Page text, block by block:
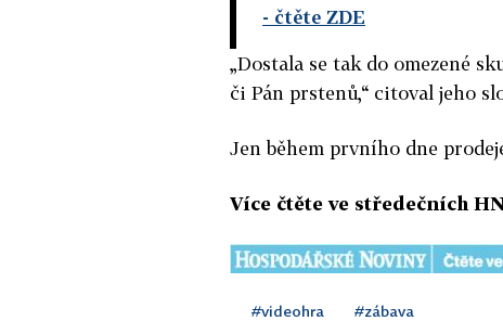
- čtěte ZDE
„Dostala se tak do omezené
či Pán prstenů,“ citoval jeho
Jen během prvního dne
Více čtěte ve středečních
#videohra #zábava